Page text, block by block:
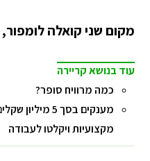
מקום שני קואלה
עוד בנושא קריירה
כמה מרוויח סופר?
מענקים בסך 5
מקצועיות ויקלטו לעבודה